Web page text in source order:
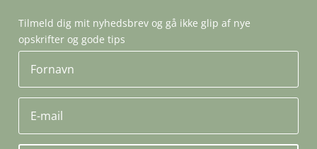
Tilmeld dig mit nyhedsbrev og gå ikke glip af nye
opskrifter og gode tips